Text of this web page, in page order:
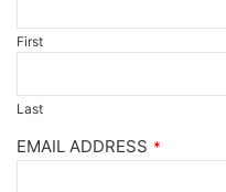
First
Last
EMAIL ADDRESS *